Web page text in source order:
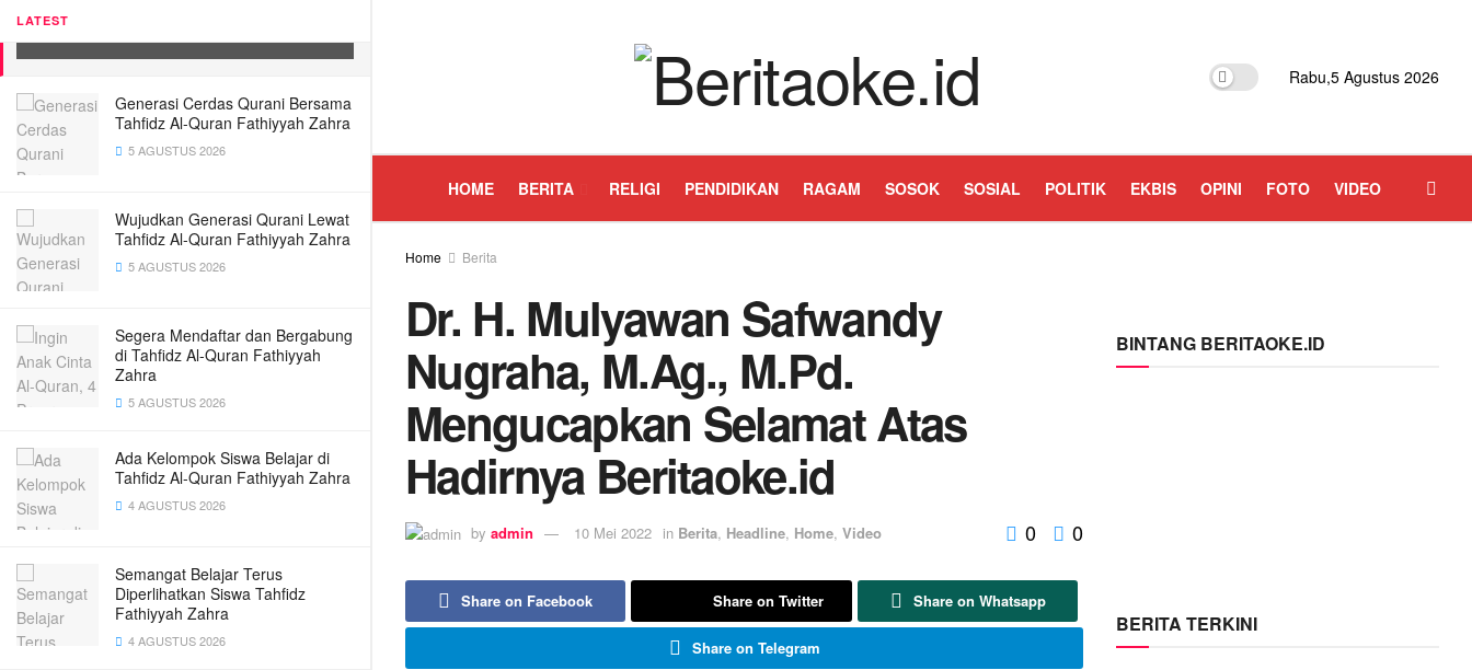
LATEST
Generasi Cerdas Qurani Bersama
Tahfidz Al-Quran Fathiyyah Zahra
5 AGUSTUS 2026
Wujudkan Generasi Qurani Lewat
Tahfidz Al-Quran Fathiyyah Zahra
5 AGUSTUS 2026
Segera Mendaftar dan Bergabung
di Tahfidz Al-Quran Fathiyyah
Zahra
5 AGUSTUS 2026
Ada Kelompok Siswa Belajar di
Tahfidz Al-Quran Fathiyyah Zahra
4 AGUSTUS 2026
Semangat Belajar Terus
Diperlihatkan Siswa Tahfidz
Fathiyyah Zahra
4 AGUSTUS 2026
Rabu,5 Agustus 2026
HOME BERITA RELIGI PENDIDIKAN RAGAM SOSOK SOSIAL POLITIK EKBIS OPINI FOTO VIDEO
Home Berita
Dr. H. Mulyawan Safwandy
Nugraha, M.Ag., M.Pd.
Mengucapkan Selamat Atas
Hadirnya Beritaoke.id
by admin 10 Mei 2022 in Berita, Headline, Home, Video 0 0
Share on Facebook Share on Twitter Share on Whatsapp
Share on Telegram
BINTANG BERITAOKE.ID
BERITA TERKINI